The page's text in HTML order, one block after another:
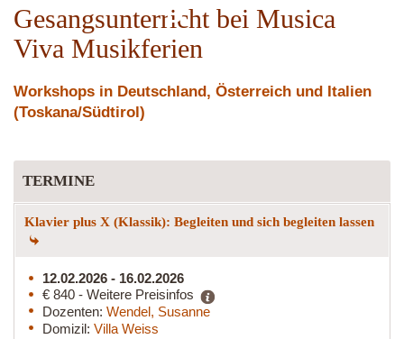
D
Gesangsunterricht bei Musica
Viva Musikferien
Workshops in Deutschland, Österreich und Italien
(Toskana/Südtirol)
TERMINE
Klavier plus X (Klassik): Begleiten und sich begleiten lassen
12.02.2026 - 16.02.2026
€ 840 - Weitere Preisinfos
Dozenten: Wendel, Susanne
Domizil: Villa Weiss